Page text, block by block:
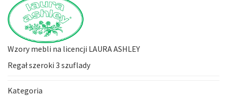
Wzory mebli na licencji LAURA ASHLEY
Regał szeroki 3 szuflady
Kategoria